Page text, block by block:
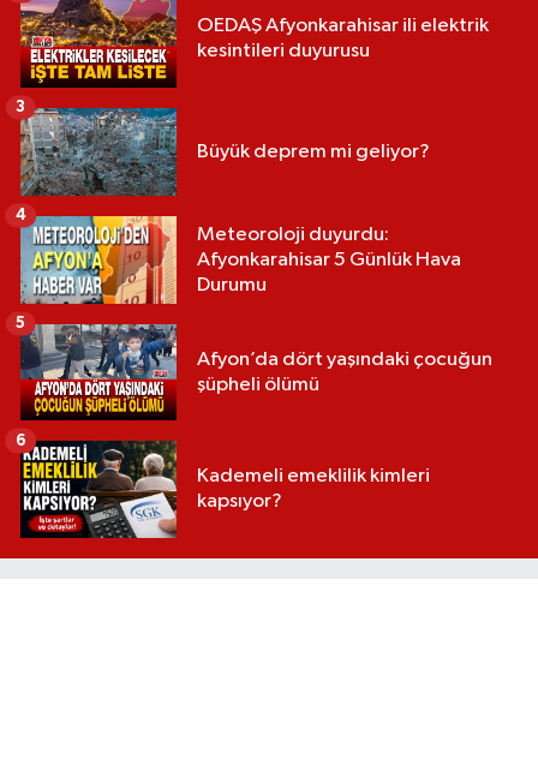
OEDAŞ Afyonkarahisar ili elektrik
kesintileri duyurusu
Büyük deprem mi geliyor?
3
Meteoroloji duyurdu:
Afyonkarahisar 5 Günlük Hava
Durumu
4
Afyon’da dört yaşındaki çocuğun
şüpheli ölümü
5
Kademeli emeklilik kimleri
kapsıyor?
6